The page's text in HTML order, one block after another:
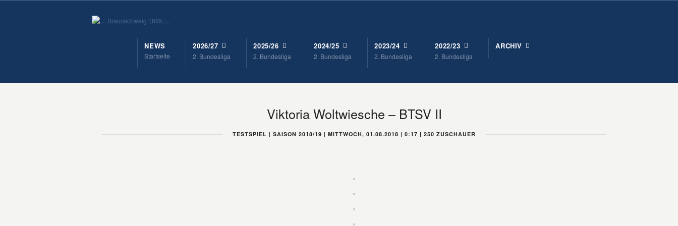
NEWS
Startseite
2026/27
2. Bundesliga
2025/26
2. Bundesliga
2024/25
2. Bundesliga
2023/24
2. Bundesliga
2022/23
2. Bundesliga
ARCHIV
Viktoria Woltwiesche – BTSV II
TESTSPIEL | SAISON 2018/19 | MITTWOCH, 01.08.2018 | 0:17 | 250 ZUSCHAUER